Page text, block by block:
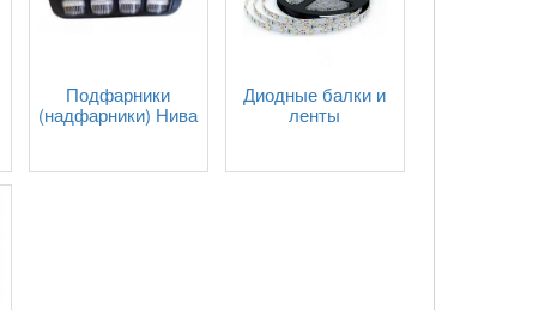
Подфарники
(надфарники) Нива
Диодные балки и
ленты